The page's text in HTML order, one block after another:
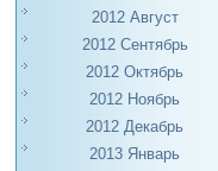
2012 Август
2012 Сентябрь
2012 Октябрь
2012 Ноябрь
2012 Декабрь
2013 Январь